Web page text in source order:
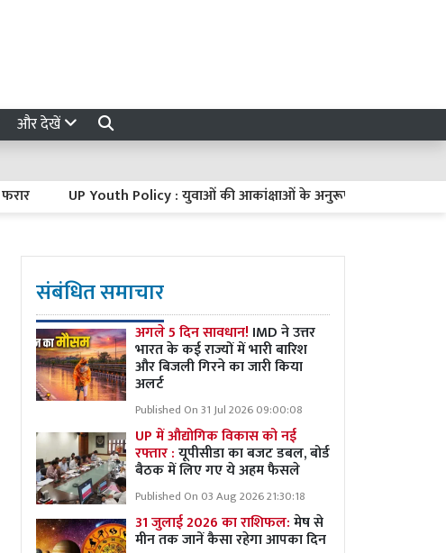
और देखें
UP Youth Policy : युवाओं की आकांक्षाओं के अनुरूप बनेगी यूपी की नई युवा
संबंधित समाचार
अगले 5 दिन सावधान! IMD ने उत्तर
भारत के कई राज्यों में भारी बारिश
और बिजली गिरने का जारी किया
अलर्ट
Published On 31 Jul 2026 09:00:08
UP में औद्योगिक विकास को नई
रफ्तार :यूपीसीडा का बजट डबल, बोर्ड
बैठक में लिए गए ये अहम फैसले
Published On 03 Aug 2026 21:30:18
31 जुलाई 2026 का राशिफल:मेष से
मीन तक जानें कैसा रहेगा आपका दिन